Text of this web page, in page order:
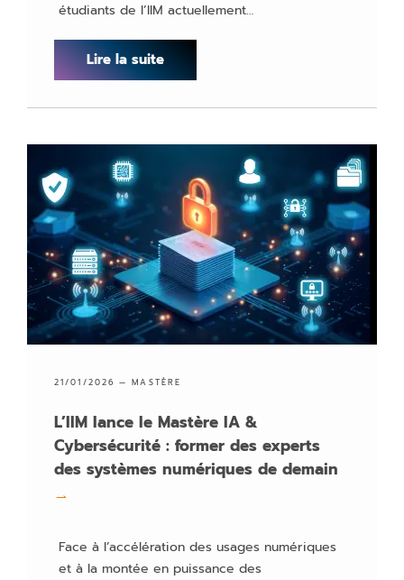
étudiants de l’IIM actuellement…
Lire la suite
21/01/2026 —MASTÈRE
L’IIM lance le Mastère IA &
Cybersécurité : former des experts
des systèmes numériques de demain
→
Face à l’accélération des usages numériques
et à la montée en puissance des